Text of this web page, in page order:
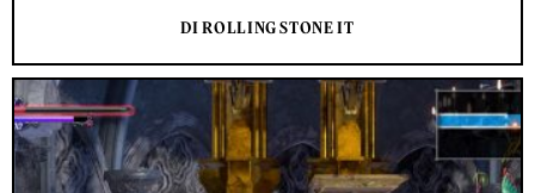
DI ROLLING STONE IT